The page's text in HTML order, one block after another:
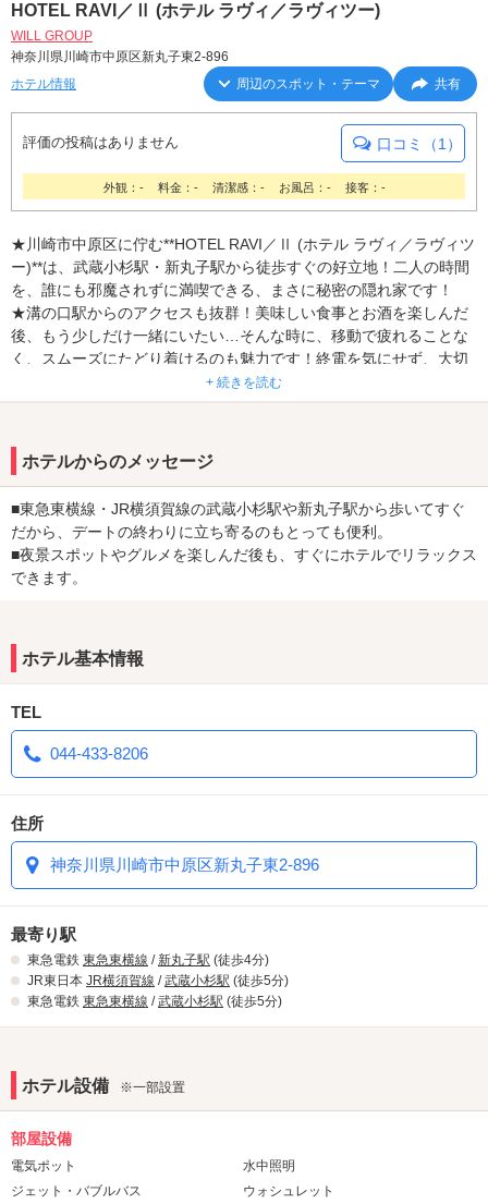
HOTEL RAVI／Ⅱ (ホテル ラヴィ／ラヴィツー)
WILL GROUP
神奈川県川崎市中原区新丸子東2-896
ホテル情報
周辺のスポット・テーマ 共有
評価の投稿はありません 口コミ（1）
外観：- 料金：- 清潔感：- お風呂：- 接客：-
★川崎市中原区に佇む**HOTEL RAVI／Ⅱ (ホテル ラヴィ／ラヴィツ
ー)**は、武蔵小杉駅・新丸子駅から徒歩すぐの好立地！二人の時間
を、誰にも邪魔されずに満喫できる、まさに秘密の隠れ家です！
★溝の口駅からのアクセスも抜群！美味しい食事とお酒を楽しんだ
後、もう少しだけ一緒にいたい…そんな時に、移動で疲れることな
く、スムーズにたどり着けるのも魅力です！終電を気にせず、大切
な人と心ゆくまで語り合い、最高の思い出を作りませんか？
+ 続きを読む
ホテルからのメッセージ
■東急東横線・JR横須賀線の武蔵小杉駅や新丸子駅から歩いてすぐ
だから、デートの終わりに立ち寄るのもとっても便利。
■夜景スポットやグルメを楽しんだ後も、すぐにホテルでリラックス
できます。
ホテル基本情報
TEL
044-433-8206
住所
神奈川県川崎市中原区新丸子東2-896
最寄り駅
東急電鉄 東急東横線 /新丸子駅 (徒歩4分)
JR東日本 JR横須賀線 /武蔵小杉駅 (徒歩5分)
東急電鉄 東急東横線 /武蔵小杉駅 (徒歩5分)
ホテル設備 ※一部設置
部屋設備
電気ポット
水中照明
ジェット・バブルバス
ウォシュレット